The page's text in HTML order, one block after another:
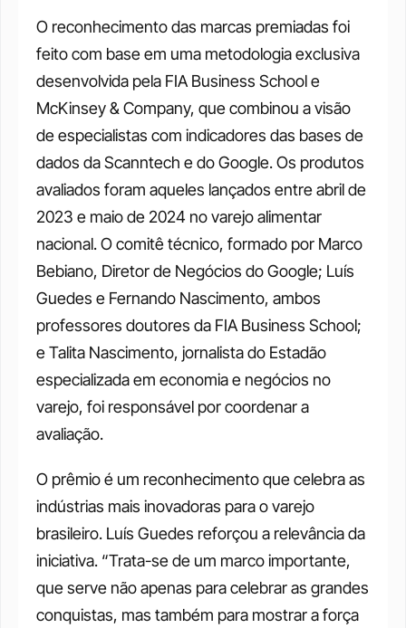
O reconhecimento das marcas premiadas foi
feito com base em uma metodologia exclusiva
desenvolvida pela FIA Business School e
McKinsey & Company, que combinou a visão
de especialistas com indicadores das bases de
dados da Scanntech e do Google. Os produtos
avaliados foram aqueles lançados entre abril de
2023 e maio de 2024 no varejo alimentar
nacional. O comitê técnico, formado por Marco
Bebiano, Diretor de Negócios do Google; Luís
Guedes e Fernando Nascimento, ambos
professores doutores da FIA Business School;
e Talita Nascimento, jornalista do Estadão
especializada em economia e negócios no
varejo, foi responsável por coordenar a
avaliação.
O prêmio é um reconhecimento que celebra as
indústrias mais inovadoras para o varejo
brasileiro. Luís Guedes reforçou a relevância da
iniciativa. “Trata-se de um marco importante,
que serve não apenas para celebrar as grandes
conquistas, mas também para mostrar a força